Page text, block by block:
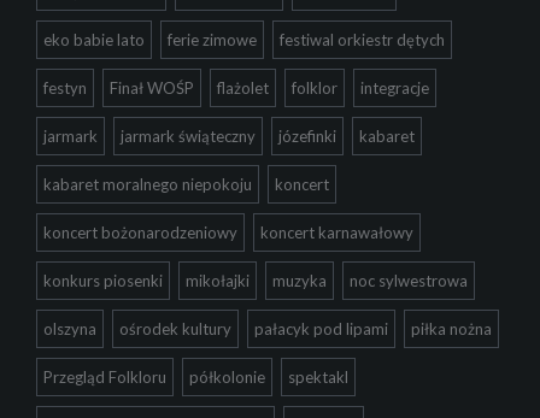
eko babie lato ferie zimowe festiwal orkiestr dętych
festyn Finał WOŚP flażolet folklor integracje
jarmark jarmark świąteczny józefinki kabaret
kabaret moralnego niepokoju koncert
koncert bożonarodzeniowy koncert karnawałowy
konkurs piosenki mikołajki muzyka noc sylwestrowa
olszyna ośrodek kultury pałacyk pod lipami piłka nożna
Przegląd Folkloru półkolonie spektakl